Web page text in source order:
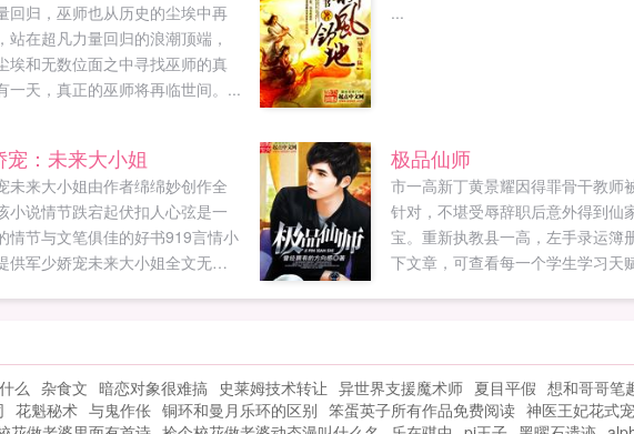
回归，巫师也从历史的尘埃中再
站在超凡力量回归的浪潮顶端，
埃和无数位面之中寻找巫师的真
一天，真正的巫师将再临世间。...
...
宠：未来大小姐
未来大小姐由作者绵绵妙创作全
小说情节跌宕起伏扣人心弦是一
情节与文笔俱佳的好书919言情小
供军少娇宠未来大小姐全文无弹
极品仙师
市一高新丁黄景耀因得罪骨干教师
针对，不堪受辱辞职后意外得到仙
宝。重新执教县一高，左手录运簿
下文章，可查看每一个学生学习天
指，一次次撼动整个教育界，又远
一的教育界。...
么 杂食文 暗恋对象很难搞 史莱姆技术转让 异世界支援魔术师 夏目平假 想和哥哥笔
花魁秘术 与鬼作伥 铜环和曼月乐环的区别 笨蛋英子所有作品免费阅读 神医王妃花式宠